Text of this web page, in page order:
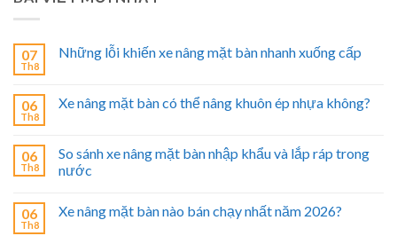
07
Th8
Những lỗi khiến xe nâng mặt bàn nhanh xuống cấp
06
Th8
Xe nâng mặt bàn có thể nâng khuôn ép nhựa không?
06
Th8
So sánh xe nâng mặt bàn nhập khẩu và lắp ráp trong
nước
06
Th8
Xe nâng mặt bàn nào bán chạy nhất năm 2026?